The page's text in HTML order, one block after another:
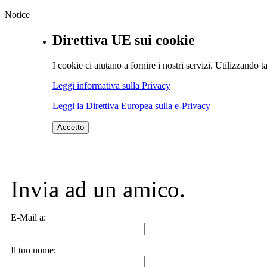
Notice
Direttiva UE sui cookie
I cookie ci aiutano a fornire i nostri servizi. Utilizzando
Leggi informativa sulla Privacy
Leggi la Direttiva Europea sulla e-Privacy
Accetto
Invia ad un amico.
E-Mail a:
Il tuo nome: